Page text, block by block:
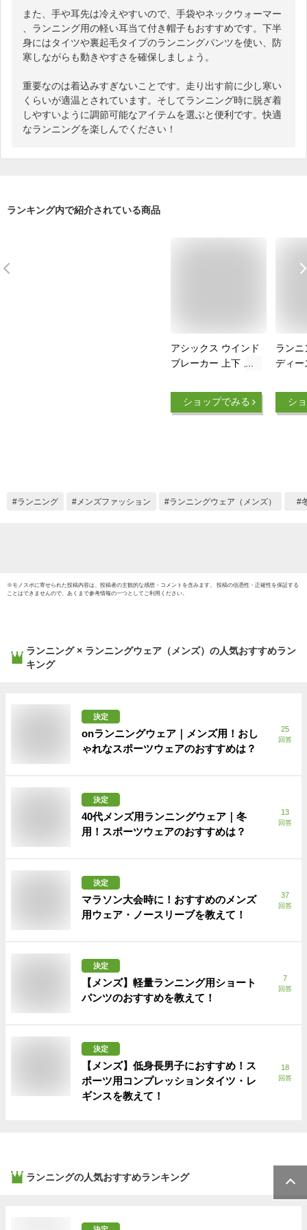
また、手や耳先は冷えやすいので、手袋やネックウォーマー
、ランニング用の軽い耳当て付き帽子もおすすめです。下半
身にはタイツや裏起毛タイプのランニングパンツを使い、防
寒しながらも動きやすさを確保しましょう。
重要なのは着込みすぎないことです。走り出す前に少し寒い
くらいが適温とされています。そしてランニング時に脱ぎ着
しやすいように調節可能なアイテムを選ぶと便利です。快適
なランニングを楽しんでください！
ランキング内で紹介されている商品
アシックス ウインド
ブレーカー 上下 メ
ェア 裏起毛
2031D535
ポーツウェア ウエア
ショップでみる
ランニ
ディー
おしゃ
わい
ツ レ
シ
ランニング メンズファッション ランニングウェア（メンズ）
※モノスポに寄せられた投稿内容は、投稿者の主観的な感想・コメントを含みます。 投稿の信憑性・正確性を保証する
ことはできませんので、あくまで参考情報の一つとしてご利用ください。
ランニング × ランニングウェア（メンズ） の人気おすすめラン
キング
決定
onランニングウェア｜メンズ用！おし
ゃれなスポーツウェアのおすすめは？
25
回答
決定
40代メンズ用ランニングウェア｜冬
用！スポーツウェアのおすすめは？
13
回答
決定
マラソン大会時に！おすすめのメンズ
用ウェア・ノースリーブを教えて！
37
回答
決定
【メンズ】軽量ランニング用ショート
パンツのおすすめを教えて！
7
回答
決定
【メンズ】低身長男子におすすめ！ス
ポーツ用コンプレッションタイツ・レ
ギンスを教えて！
18
回答
ランニングの人気おすすめランキング